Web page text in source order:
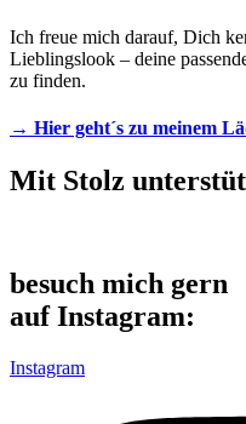
Ich freue mich darauf, Dich
Lieblingslook – deine
zu finden.
→ Hier geht´s zu meinem
Mit Stolz
besuch mich gern
auf Instagram:
Instagram